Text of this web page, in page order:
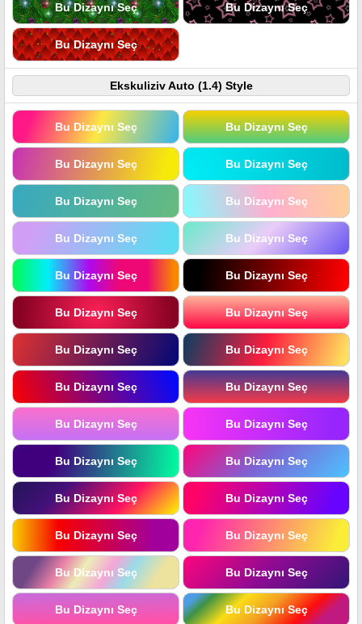
Bu Dizaynı Seç Bu Dizaynı Seç
Bu Dizaynı Seç
Ekskuliziv Auto (1.4) Style
Bu Dizaynı Seç Bu Dizaynı Seç
Bu Dizaynı Seç Bu Dizaynı Seç
Bu Dizaynı Seç Bu Dizaynı Seç
Bu Dizaynı Seç Bu Dizaynı Seç
Bu Dizaynı Seç Bu Dizaynı Seç
Bu Dizaynı Seç Bu Dizaynı Seç
Bu Dizaynı Seç Bu Dizaynı Seç
Bu Dizaynı Seç Bu Dizaynı Seç
Bu Dizaynı Seç Bu Dizaynı Seç
Bu Dizaynı Seç Bu Dizaynı Seç
Bu Dizaynı Seç Bu Dizaynı Seç
Bu Dizaynı Seç Bu Dizaynı Seç
Bu Dizaynı Seç Bu Dizaynı Seç
Bu Dizaynı Seç Bu Dizaynı Seç